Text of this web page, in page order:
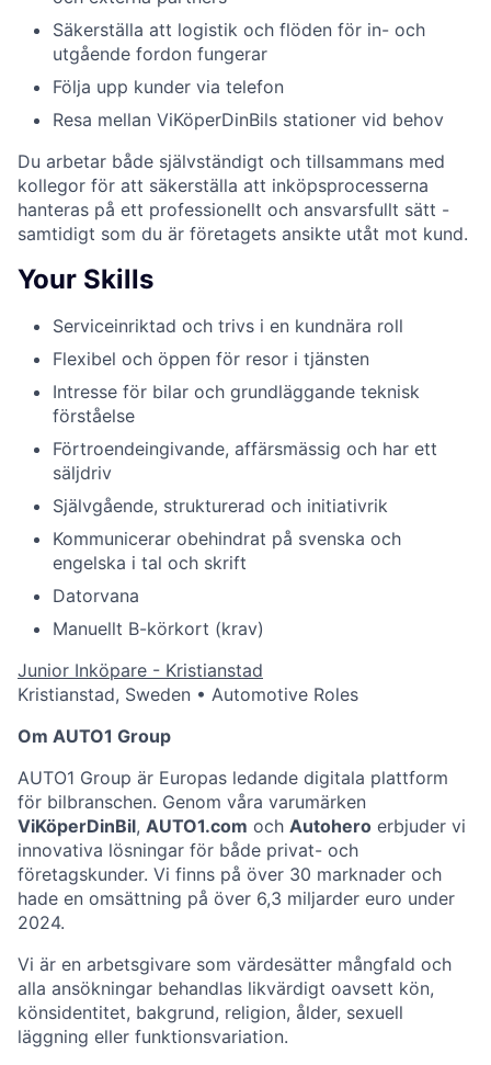
Säkerställa att logistik och flöden för in- och
utgående fordon fungerar
Följa upp kunder via telefon
Resa mellan ViKöperDinBils stationer vid behov
Du arbetar både självständigt och tillsammans med
kollegor för att säkerställa att inköpsprocesserna
hanteras på ett professionellt och ansvarsfullt sätt -
samtidigt som du är företagets ansikte utåt mot kund.
Your Skills
Serviceinriktad och trivs i en kundnära roll
Flexibel och öppen för resor i tjänsten
Intresse för bilar och grundläggande teknisk
förståelse
Förtroendeingivande, affärsmässig och har ett
säljdriv
Självgående, strukturerad och initiativrik
Kommunicerar obehindrat på svenska och
engelska i tal och skrift
Datorvana
Manuellt B-körkort (krav)
Junior Inköpare - Kristianstad
Kristianstad, Sweden • Automotive Roles
Om AUTO1 Group
AUTO1 Group är Europas ledande digitala plattform
för bilbranschen. Genom våra varumärken
ViKöperDinBil, AUTO1.com och Autohero erbjuder vi
innovativa lösningar för både privat- och
företagskunder. Vi finns på över 30 marknader och
hade en omsättning på över 6,3 miljarder euro under
2024.
Vi är en arbetsgivare som värdesätter mångfald och
alla ansökningar behandlas likvärdigt oavsett kön,
könsidentitet, bakgrund, religion, ålder, sexuell
läggning eller funktionsvariation.